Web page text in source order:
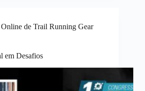
Online de Trail Running Gear
em Desafios